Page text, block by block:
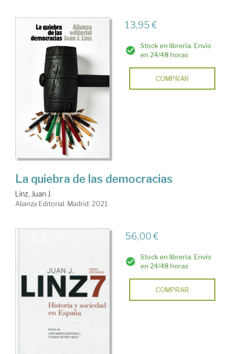
13,95 €
Stock en librería. Envío
en 24/48 horas
COMPRAR
La quiebra de las democracias
Linz, Juan J.
Alianza Editorial. Madrid, 2021
56,00 €
Stock en librería. Envío
en 24/48 horas
COMPRAR